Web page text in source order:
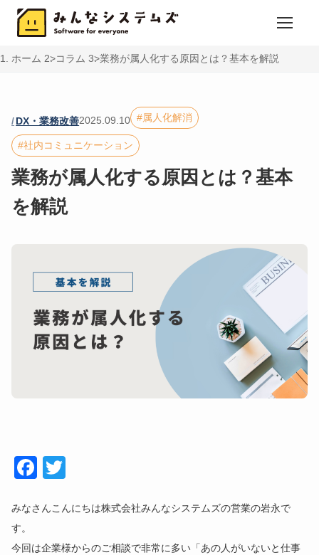
ホーム コラム 業務が属人化する原因とは？基本を解説
DX・業務改善2025.09.10 属人化解消
社内コミュニケーション
業務が属人化する原因とは？基本
を解説
Face
みなさんこんにちは株式会社みんなシステムズの営業の岩永で
す。
今回は企業様からのご相談で非常に多い「あの人がいないと仕事